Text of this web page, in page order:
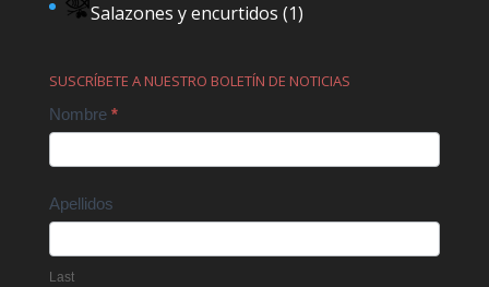
Salazones y encurtidos (1)
SUSCRÍBETE A NUESTRO BOLETÍN DE NOTICIAS
Contact
Nombre *
Apellidos
Last